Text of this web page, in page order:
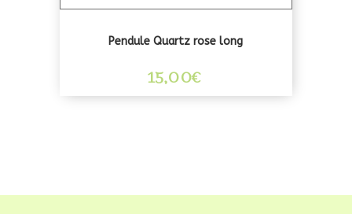
Pendule Quartz rose long
15,00€